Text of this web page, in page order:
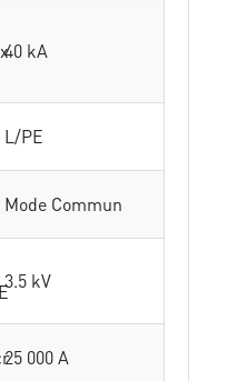
40 kA
L/PE
Mode Commun
3.5 kV
25 000 A